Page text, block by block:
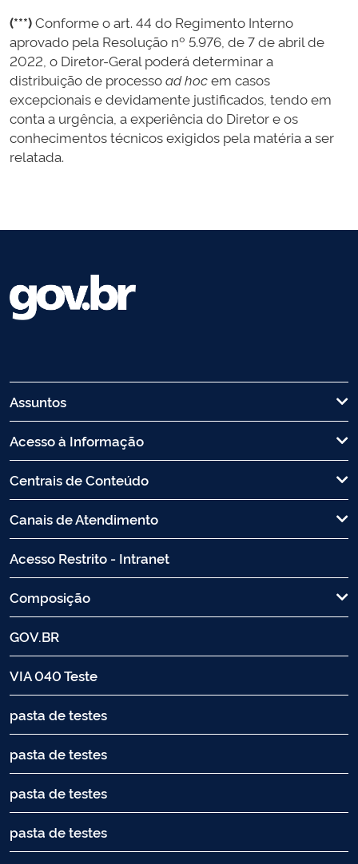
(***)Conforme o art. 44 do Regimento Interno
aprovado pela Resolução nº 5.976, de 7 de abril de
2022, o Diretor-Geral poderá determinar a
distribuição de processoad hocem casos
excepcionais e devidamente justificados, tendo em
conta a urgência, a experiência do Diretor e os
conhecimentos técnicos exigidos pela matéria a ser
relatada.
Assuntos
Acesso à Informação
Centrais de Conteúdo
Canais de Atendimento
Acesso Restrito - Intranet
Composição
GOV.BR
VIA 040 Teste
pasta de testes
pasta de testes
pasta de testes
pasta de testes